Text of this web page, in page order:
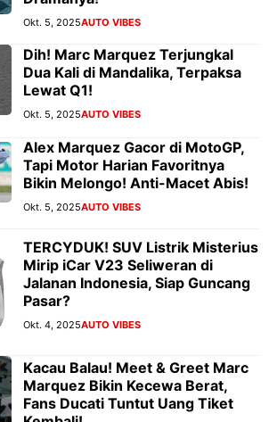
Okt. 5, 2025AUTO VIBES
Dih! Marc Marquez Terjungkal
Dua Kali di Mandalika, Terpaksa
Lewat Q1!
Okt. 5, 2025AUTO VIBES
Alex Marquez Gacor di MotoGP,
Tapi Motor Harian Favoritnya
Bikin Melongo! Anti-Macet Abis!
Okt. 5, 2025AUTO VIBES
TERCYDUK! SUV Listrik Misterius
Mirip iCar V23 Seliweran di
Jalanan Indonesia, Siap Guncang
Pasar?
Okt. 4, 2025AUTO VIBES
Kacau Balau! Meet & Greet Marc
Marquez Bikin Kecewa Berat,
Fans Ducati Tuntut Uang Tiket